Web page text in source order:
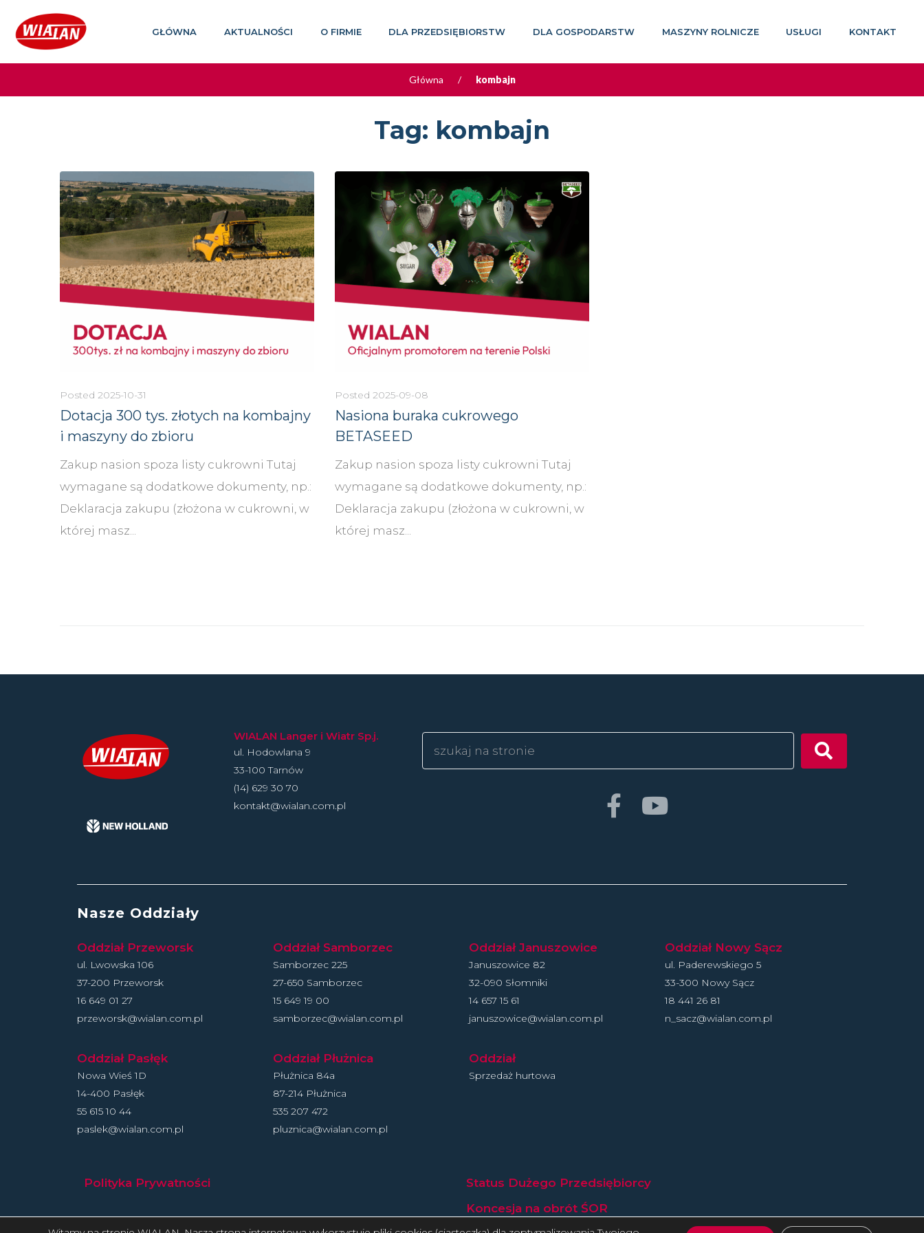
GŁÓWNA AKTUALNOŚCI O FIRMIE DLA PRZEDSIĘBIORSTW DLA GOSPODARSTW MASZYNY ROLNICZE USŁUGI KONTAKT
Główna / kombajn
Tag: kombajn
Posted 2025-10-31
Dotacja 300 tys. złotych na kombajny
i maszyny do zbioru
Zakup nasion spoza listy cukrowni Tutaj
wymagane są dodatkowe dokumenty, np.:
Deklaracja zakupu (złożona w cukrowni, w
której masz...
Posted 2025-09-08
Nasiona buraka cukrowego
BETASEED
Zakup nasion spoza listy cukrowni Tutaj
wymagane są dodatkowe dokumenty, np.:
Deklaracja zakupu (złożona w cukrowni, w
której masz...
WIALAN Langer i Wiatr Sp.j.
ul. Hodowlan­a 9
33-100 Tarnów
(14) 629 30 70
kontakt@wialan.com.pl
Nasze Oddziały
Oddział Przeworsk
ul. Lwowska 106
37-200 Przeworsk
16 649 01 27
przeworsk@wialan.com.pl
Oddział Samborzec
Samborzec 225
27-650 Samborzec
15 649 19 00
samborzec@wialan.com.pl
Oddział Januszowice
Januszowice 82
32-090 Słomniki
14 657 15 61
januszowice@wialan.com.pl
Oddział Nowy Sącz
ul. Paderewskiego 5
33-300 Nowy Sącz
18 441 26 81
n_sacz@wialan.com.pl
Oddział Pasłęk
Nowa Wieś 1D
14-400 Pasłęk
55 615 10 44
paslek@wialan.com.pl
Oddział Płużnica
Płużnica 84a
87-214 Płużnica
535 207 472
pluznica@wialan.com.pl
Oddział
Sprzedaż hurtowa
Polityka Prywatności
Status Dużego Przedsiębiorcy
Koncesja na obrót ŚOR